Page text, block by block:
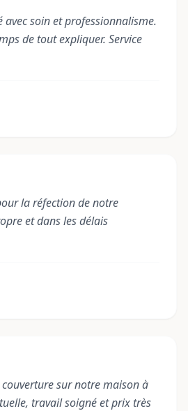
avec soin et professionnalisme.
de tout expliquer. Service
la réfection de notre
et dans les délais
sur notre maison à
travail soigné et prix très